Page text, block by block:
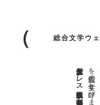
総合文学ウ
。
金魚屋プレス日本版代表 齋藤都